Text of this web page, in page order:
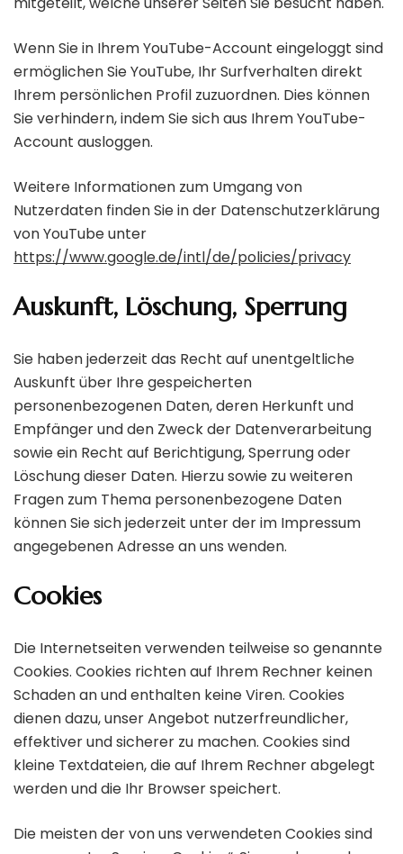
Wenn Sie in Ihrem YouTube-Account eingeloggt sind
ermöglichen Sie YouTube, Ihr Surfverhalten direkt
Ihrem persönlichen Profil zuzuordnen. Dies können
Sie verhindern, indem Sie sich aus Ihrem YouTube-
Account ausloggen.
Weitere Informationen zum Umgang von
Nutzerdaten finden Sie in der Datenschutzerklärung
von YouTube unter
https://www.google.de/intl/de/policies/privacy
Auskunft, Löschung, Sperrung
Sie haben jederzeit das Recht auf unentgeltliche
Auskunft über Ihre gespeicherten
personenbezogenen Daten, deren Herkunft und
Empfänger und den Zweck der Datenverarbeitung
sowie ein Recht auf Berichtigung, Sperrung oder
Löschung dieser Daten. Hierzu sowie zu weiteren
Fragen zum Thema personenbezogene Daten
können Sie sich jederzeit unter der im Impressum
angegebenen Adresse an uns wenden.
Cookies
Die Internetseiten verwenden teilweise so genannte
Cookies. Cookies richten auf Ihrem Rechner keinen
Schaden an und enthalten keine Viren. Cookies
dienen dazu, unser Angebot nutzerfreundlicher,
effektiver und sicherer zu machen. Cookies sind
kleine Textdateien, die auf Ihrem Rechner abgelegt
werden und die Ihr Browser speichert.
Die meisten der von uns verwendeten Cookies sind